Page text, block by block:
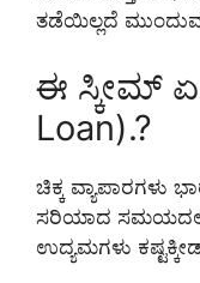
ತಡೆಯಿಲ್ಲದೆ
ಈ ಸ್ಕೀಮ್
Loan).?
ಚಿಕ್ಕ ವ್ಯಾಪಾರಗಳು
ಸರಿಯಾದ
ಉದ್ಯಮಗಳು